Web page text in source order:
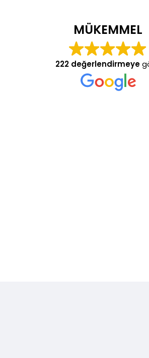
MÜKEMMEL
222 değerlendirmeye